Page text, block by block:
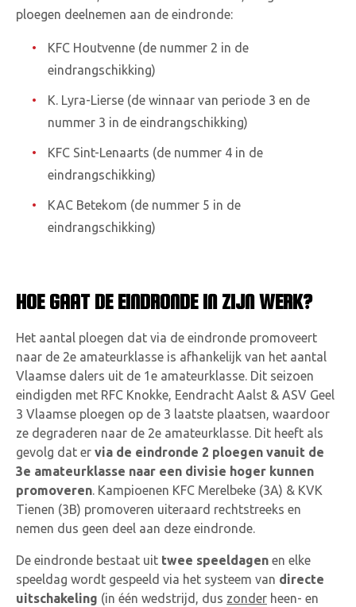
ploegen deelnemen aan de eindronde:
KFC Houtvenne (de nummer 2 in de
eindrangschikking)
K. Lyra-Lierse (de winnaar van periode 3 en de
nummer 3 in de eindrangschikking)
KFC Sint-Lenaarts (de nummer 4 in de
eindrangschikking)
KAC Betekom (de nummer 5 in de
eindrangschikking)
HOE GAAT DE EINDRONDE IN ZIJN WERK?
Het aantal ploegen dat via de eindronde promoveert
naar de 2e amateurklasse is afhankelijk van het aantal
Vlaamse dalers uit de 1e amateurklasse. Dit seizoen
eindigden met RFC Knokke, Eendracht Aalst & ASV Geel
3 Vlaamse ploegen op de 3 laatste plaatsen, waardoor
ze degraderen naar de 2e amateurklasse. Dit heeft als
gevolg dat er via de eindronde 2 ploegen vanuit de
3e amateurklasse naar een divisie hoger kunnen
promoveren. Kampioenen KFC Merelbeke (3A) & KVK
Tienen (3B) promoveren uiteraard rechtstreeks en
nemen dus geen deel aan deze eindronde.
De eindronde bestaat uit twee speeldagen en elke
speeldag wordt gespeeld via het systeem van directe
uitschakeling (in één wedstrijd, dus zonder heen- en